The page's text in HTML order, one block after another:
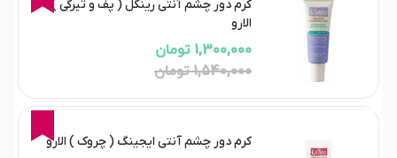
کرم دور چشم آنتی رینکل ( پف و تیرگی )
الارو
1,300,000 تومان
1,540,000 تومان
16%
کرم دور چشم آنتی ایجینگ ( چروک ) الارو